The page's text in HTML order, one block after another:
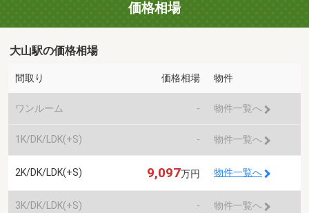
価格相場
大山駅の価格相場
間取り 価格相場 物件
ワンルーム - 物件一覧へ
1K/DK/LDK(+S) - 物件一覧へ
2K/DK/LDK(+S) 9,097万円 物件一覧へ
3K/DK/LDK(+S) - 物件一覧へ